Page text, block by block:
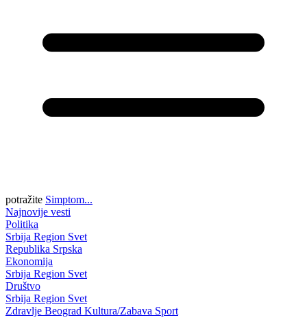
potražite Simptom...
Najnovije vesti
Politika
Srbija Region Svet
Republika Srpska
Ekonomija
Srbija Region Svet
Društvo
Srbija Region Svet
Zdravlje Beograd Kultura/Zabava Sport